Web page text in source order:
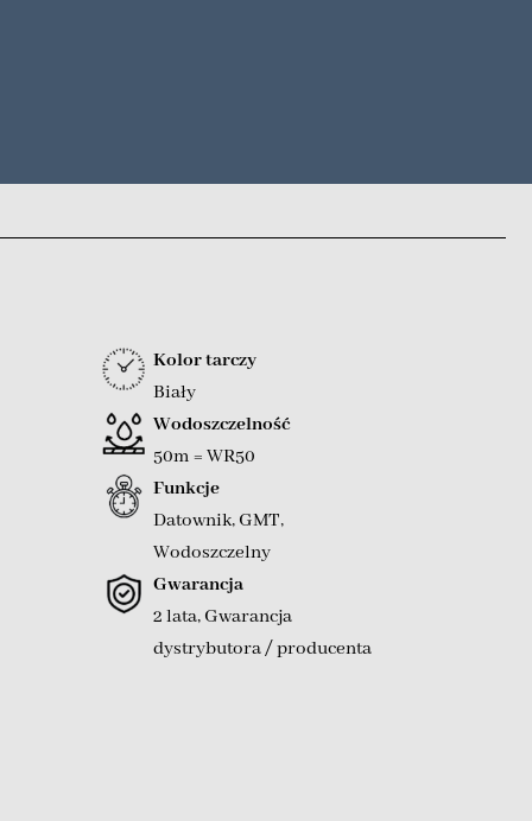
Kolor tarczy
Biały
Wodoszczelność
50m = WR50
Funkcje
Datownik, GMT,
Wodoszczelny
Gwarancja
2 lata, Gwarancja
dystrybutora / producenta